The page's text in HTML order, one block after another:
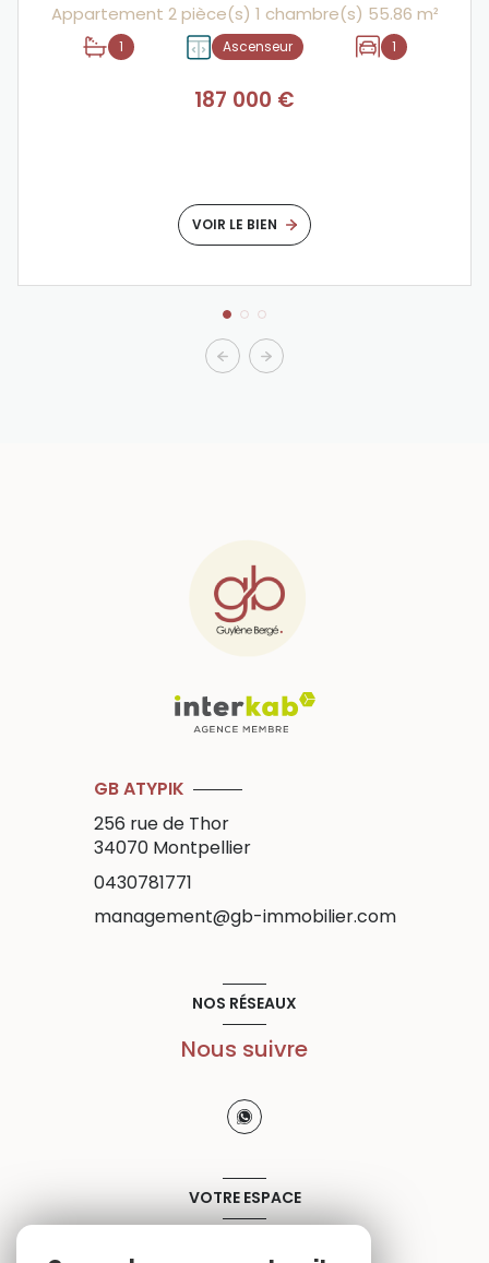
Appartement 2 pièce(s) 1 chambre(s) 55.86 m²
1 Ascenseur 1
187 000 €
VOIR LE BIEN
GB ATYPIK
256 rue de Thor
34070 Montpellier
0430781771
management@gb-immobilier.com
NOS RÉSEAUX
Nous suivre
VOTRE ESPACE